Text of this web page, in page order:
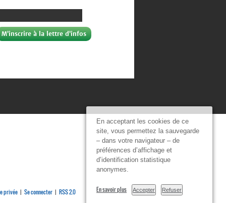
En acceptant les cookies de ce
site, vous permettez la sauvegarde
– dans votre navigateur – de
préférences d’affichage et
d’identification statistique
anonymes.
En savoir plus Accepter Refuser
privée | Se connecter | RSS 2.0